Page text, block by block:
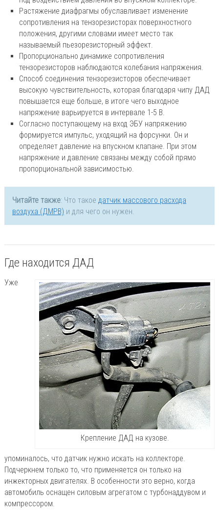
Растяжение диафрагмы обуславливает изменение
сопротивления на тензорезисторах поверхностного
положения, другими словами имеет место так
называемый пьезорезисторный эффект.
Пропорционально динамике сопротивления
тензорезисторов наблюдаются колебания напряжения.
Способ соединения тензорезисторов обеспечивает
высокую чувствительность, которая благодаря чипу ДАД
повышается еще больше, в итоге чего выходное
напряжение варьируется в интервале 1-5 В.
Согласно поступающему на вход ЭБУ напряжению
формируется импульс, уходящий на форсунки. Он и
определяет давление на впускном клапане. При этом
напряжение и давление связаны между собой прямо
пропорциональной зависимостью.
Читайте также: Что такое датчик массового расхода
воздуха (ДМРВ) и для чего он нужен.
Где находится ДАД
Крепление ДАД на кузове.
Уже
упоминалось, что датчик нужно искать на коллекторе.
Подчеркнем только то, что применяется он только на
инжекторных двигателях. В особенности это верно, когда
автомобиль оснащен силовым агрегатом с турбонаддувом и
компрессором.